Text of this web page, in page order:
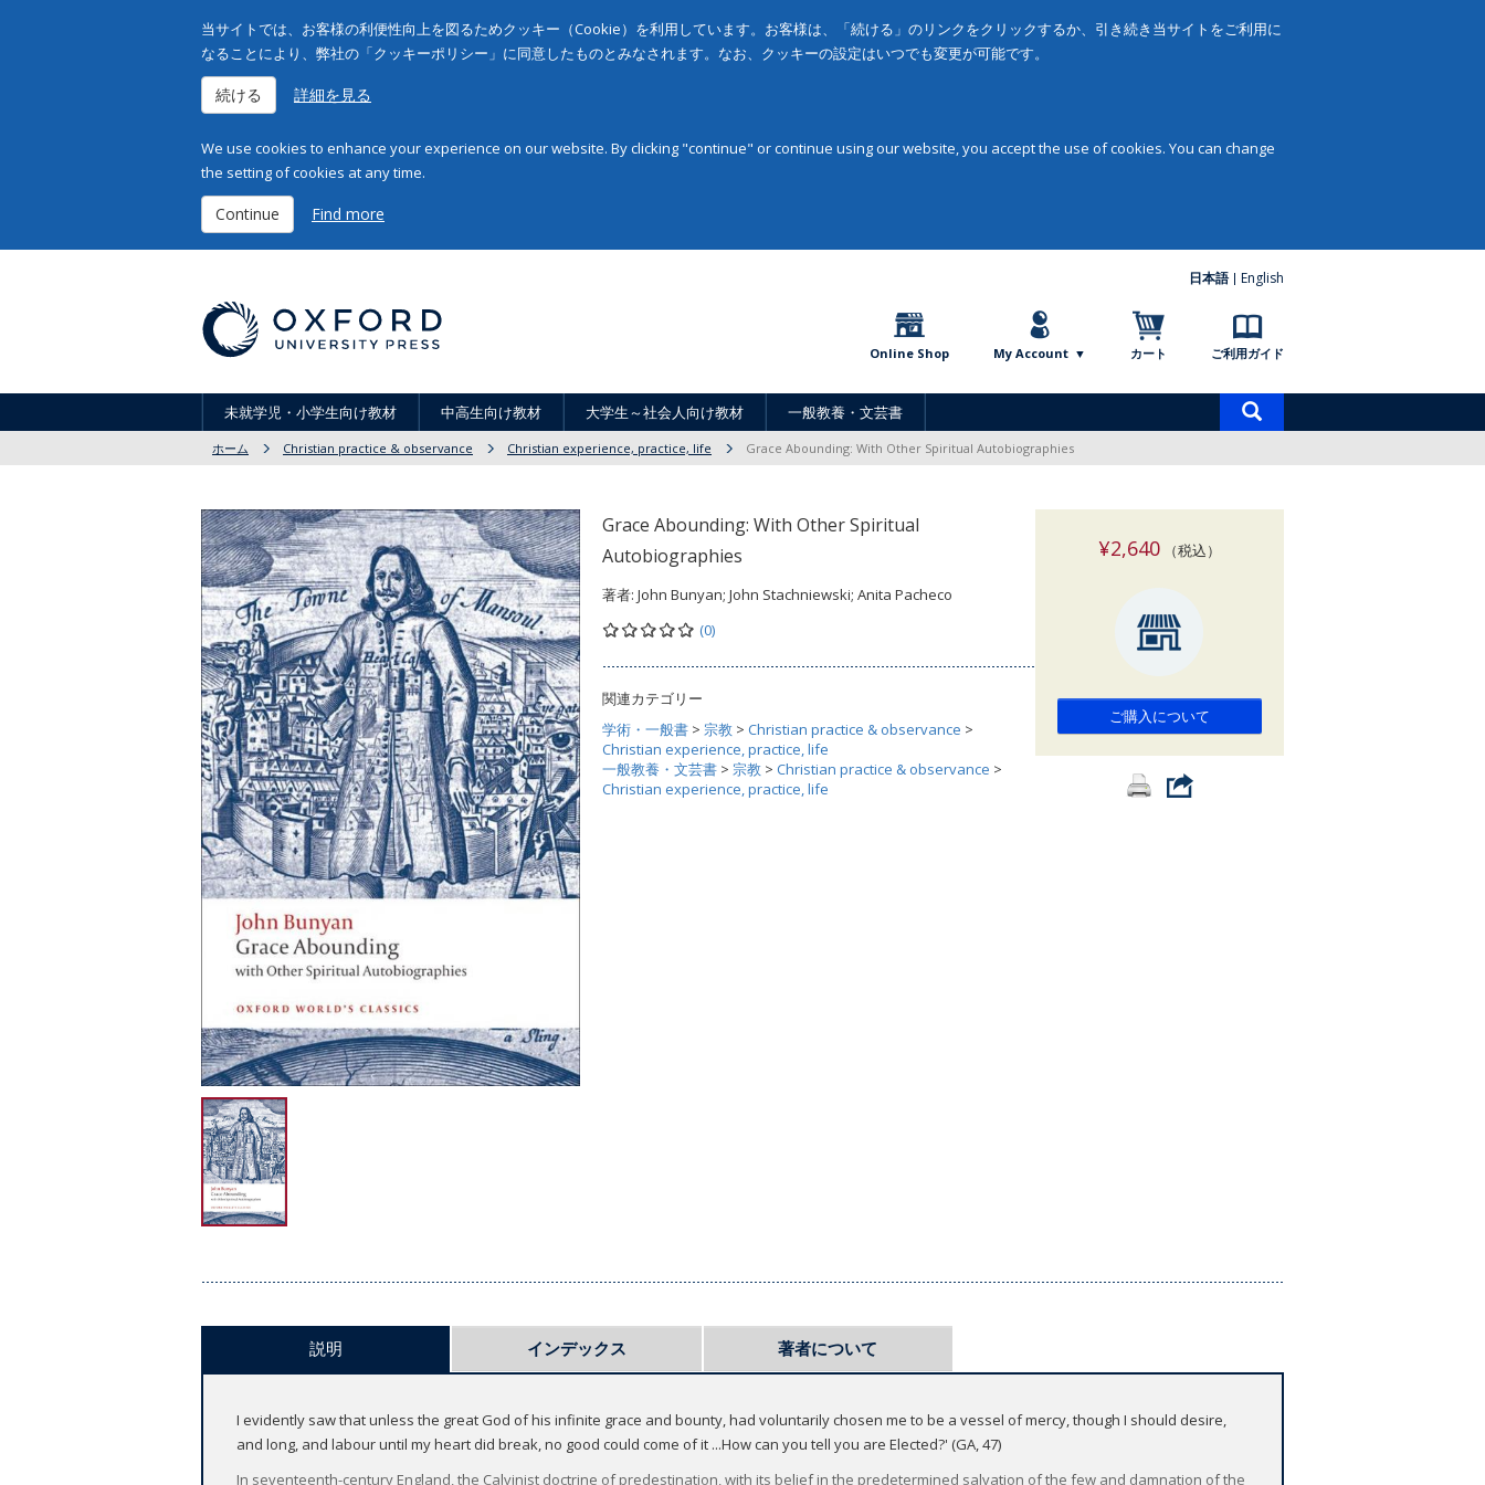
当サイトでは、お客様の利便性向上を図るためクッキー（Cookie）を利用しています。お客様は、「続ける」のリンクをクリックするか、引き続き当サイトをご利用に
なることにより、弊社の「クッキーポリシー」に同意したものとみなされます。なお、クッキーの設定はいつでも変更が可能です。
続ける 詳細を見る
We use cookies to enhance your experience on our website. By clicking "continue" or continue using our website, you accept the use of cookies. You can change
the setting of cookies at any time.
Continue Find more
日本語 English
Online Shop My Account カート ご利用ガイド
未就学児・小学生向け教材 中高生向け教材 大学生～社会人向け教材 一般教養・文芸書
索
ホーム Christian practice & observance Christian experience, practice, life Grace Abounding: With Other Spiritual Autobiographies
Grace Abounding: With Other Spiritual
Autobiographies
著者: John Bunyan; John Stachniewski; Anita Pacheco
(0)
関連カテゴリー
学術・一般書 > 宗教 > Christian practice & observance >
Christian experience, practice, life
一般教養・文芸書 > 宗教 > Christian practice & observance >
Christian experience, practice, life
¥2,640（税込）
ご購入について
説明 インデックス 著者について
I evidently saw that unless the great God of his infinite grace and bounty, had voluntarily chosen me to be a vessel of mercy, though I should desire,
and long, and labour until my heart did break, no good could come of it ...How can you tell you are Elected?' (GA, 47)
In seventeenth-century England, the Calvinist doctrine of predestination, with its belief in the predetermined salvation of the few and damnation of the